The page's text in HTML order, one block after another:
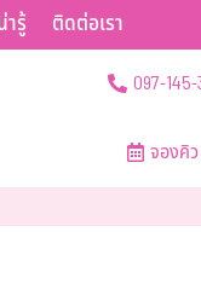
ารู้ ติดต่อเรา
097-
จองคิว